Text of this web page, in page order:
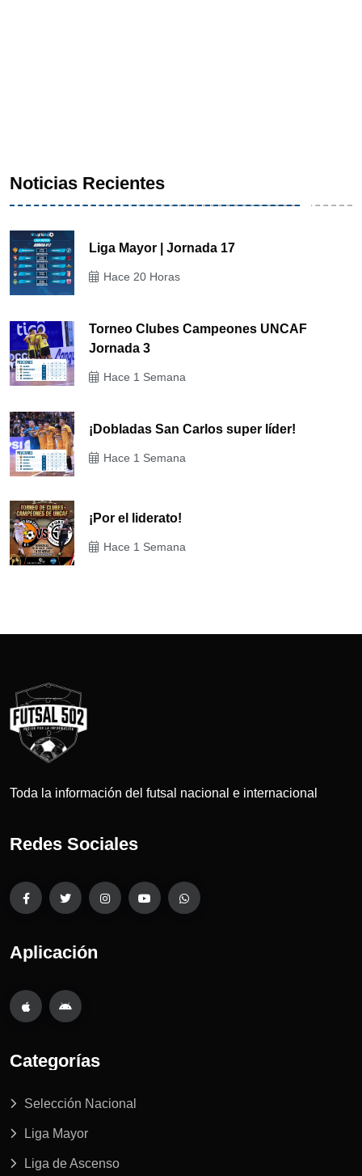
Noticias Recientes
Liga Mayor | Jornada 17
Hace 20 Horas
Torneo Clubes Campeones UNCAF
Jornada 3
Hace 1 Semana
¡Dobladas San Carlos super líder!
Hace 1 Semana
¡Por el liderato!
Hace 1 Semana
Toda la información del futsal nacional e internacional
Redes Sociales
Aplicación
Categorías
Selección Nacional
Liga Mayor
Liga de Ascenso